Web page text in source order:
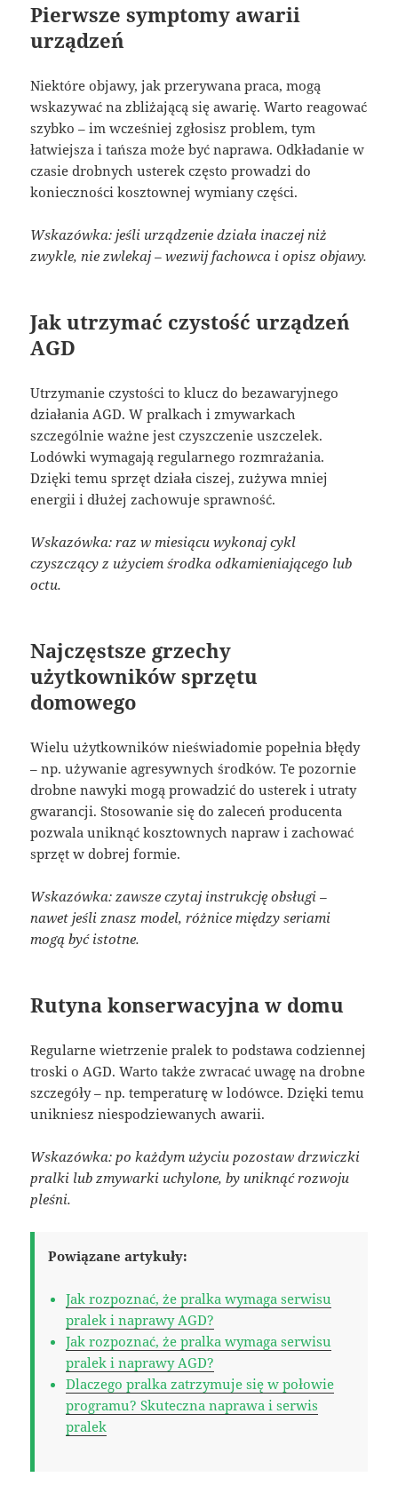
Pierwsze symptomy awarii
urządzeń
Niektóre objawy, jak przerywana praca, mogą
wskazywać na zbliżającą się awarię. Warto reagować
szybko – im wcześniej zgłosisz problem, tym
łatwiejsza i tańsza może być naprawa. Odkładanie w
czasie drobnych usterek często prowadzi do
konieczności kosztownej wymiany części.
Wskazówka: jeśli urządzenie działa inaczej niż
zwykle, nie zwlekaj – wezwij fachowca i opisz objawy.
Jak utrzymać czystość urządzeń
AGD
Utrzymanie czystości to klucz do bezawaryjnego
działania AGD. W pralkach i zmywarkach
szczególnie ważne jest czyszczenie uszczelek.
Lodówki wymagają regularnego rozmrażania.
Dzięki temu sprzęt działa ciszej, zużywa mniej
energii i dłużej zachowuje sprawność.
Wskazówka: raz w miesiącu wykonaj cykl
czyszczący z użyciem środka odkamieniającego lub
octu.
Najczęstsze grzechy
użytkowników sprzętu
domowego
Wielu użytkowników nieświadomie popełnia błędy
– np. używanie agresywnych środków. Te pozornie
drobne nawyki mogą prowadzić do usterek i utraty
gwarancji. Stosowanie się do zaleceń producenta
pozwala uniknąć kosztownych napraw i zachować
sprzęt w dobrej formie.
Wskazówka: zawsze czytaj instrukcję obsługi –
nawet jeśli znasz model, różnice między seriami
mogą być istotne.
Rutyna konserwacyjna w domu
Regularne wietrzenie pralek to podstawa codziennej
troski o AGD. Warto także zwracać uwagę na drobne
szczegóły – np. temperaturę w lodówce. Dzięki temu
unikniesz niespodziewanych awarii.
Wskazówka: po każdym użyciu pozostaw drzwiczki
pralki lub zmywarki uchylone, by uniknąć rozwoju
pleśni.
Powiązane artykuły:
Jak rozpoznać, że pralka wymaga serwisu
pralek i naprawy AGD?
Jak rozpoznać, że pralka wymaga serwisu
pralek i naprawy AGD?
Dlaczego pralka zatrzymuje się w połowie
programu? Skuteczna naprawa i serwis
pralek